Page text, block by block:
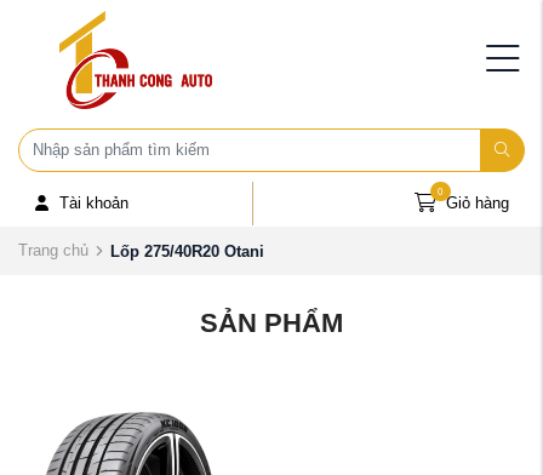
Tài khoản Giỏ hàng
0
Trang chủ Lốp 275/40R20 Otani
SẢN PHẨM